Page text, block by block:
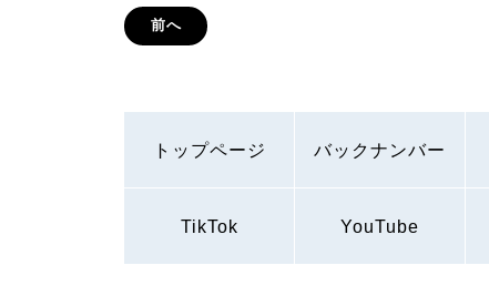
前へ
トップページ バックナンバー
TikTok YouTube